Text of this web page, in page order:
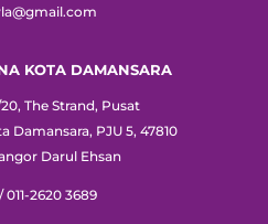
KOTA DAMANSARA
The Strand, Pusat
Damansara, PJU 5, 47810
Darul Ehsan
011-2620 3689